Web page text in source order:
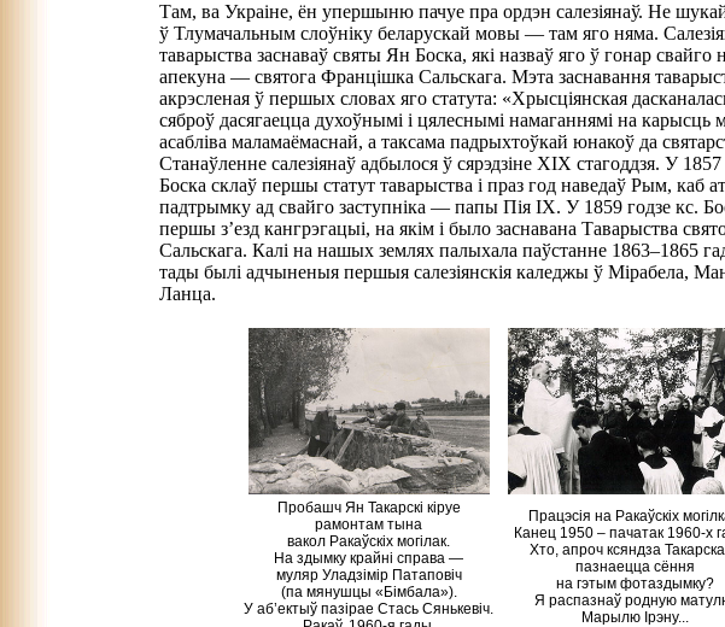
Там, ва Украіне, ён упершыню пачуе пра ордэн салезіянаў. Не
ў Тлумачальным слоўніку беларускай мовы — там яго няма.
таварыства заснаваў святы Ян Боска, які назваў яго ў гонар свайго
апекуна — святога Францішка Сальскага. Мэта заснавання
акрэсленая ў першых словах яго статута: «Хрысціянская
сяброў дасягаецца духоўнымі і цялеснымі намаганнямі на карысць
асабліва маламаёмаснай, а таксама падрыхтоўкай юнакоў да
Станаўленне салезіянаў адбылося ў сярэдзіне ХІХ стагоддзя. У 1857
Боска склаў першы статут таварыства і праз год наведаў Рым, каб
падтрымку ад свайго заступніка — папы Пія IX. У 1859 годзе кс.
першы з’езд кангрэгацыі, на якім і было заснавана Таварыства
Сальскага. Калі на нашых землях палыхала паўстанне 1863–1865
тады былі адчыненыя першыя салезіянскія каледжы ў Мірабела,
Ланца.
Пробашч Ян Такарскі кіруе
рамонтам тына
вакол Ракаўскіх могілак.
На здымку крайні справа —
муляр Уладзімір Патаповіч
(па мянушцы «Бімбала»).
У аб’ектыў пазірае Стась Сянькевіч.
Працэсія на Ракаўскіх
Канец 1950 – пачатак 1960-х
Хто, апроч ксяндза
пазнаецца сёння
на гэтым фотаздымку?
Я распазнаў родную
Марылю Ірэну...